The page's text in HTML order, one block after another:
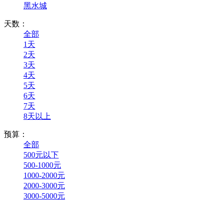
黑水城
天数：
全部
1天
2天
3天
4天
5天
6天
7天
8天以上
预算：
全部
500元以下
500-1000元
1000-2000元
2000-3000元
3000-5000元